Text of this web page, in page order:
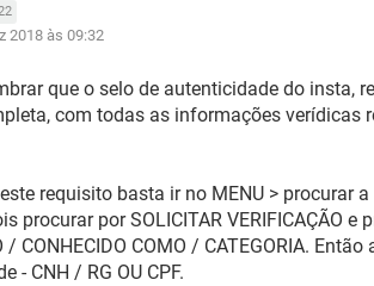
2018 às 09:32
que o selo de autenticidade do insta,
com todas as informações verídicas
requisito basta ir no MENU > procurar a
procurar por SOLICITAR VERIFICAÇÃO
CONHECIDO COMO / CATEGORIA. Então
- CNH / RG OU CPF.